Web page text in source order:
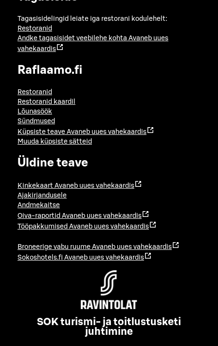
Tagasisidelingid leiate iga restorani kodulehelt:
Restoranid
Andke tagasisidet veebilehe kohta Avaneb uues
vahekaardis
Raflaamo.fi
Restoranid
Restoranid kaardil
Lõunasöök
Sündmused
Küpsiste teave Avaneb uues vahekaardis
Muuda küpsiste sätteid
Üldine teave
Kinkekaart Avaneb uues vahekaardis
Ajakirjandusele
Andmekaitse
Oiva-raportid Avaneb uues vahekaardis
Tööpakkumised Avaneb uues vahekaardis
Broneerige vabu ruume Avaneb uues vahekaardis
Sokoshotels.fi Avaneb uues vahekaardis
SOK turismi- ja toitlustusketi
juhtimine